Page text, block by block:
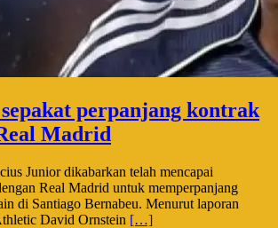
perpanjang kontrak
Madrid
Junior dikabarkan telah mencapai
Real Madrid untuk memperpanjang
di Santiago Bernabeu. Menurut laporan
David Ornstein […]